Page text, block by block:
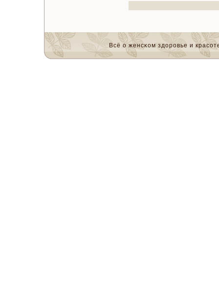
Всё о женсκом здоровье и